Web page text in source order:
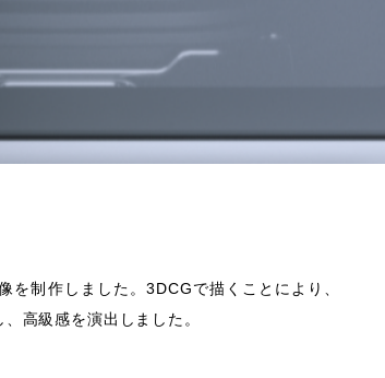
制作しました。3DCGで描くことにより、
高級感を演出しました。